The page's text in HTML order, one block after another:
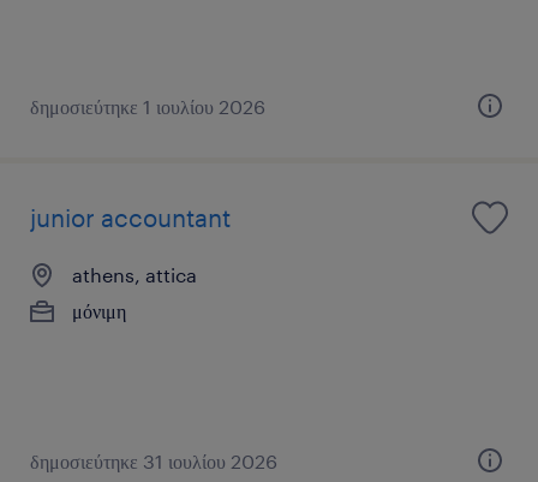
δημοσιεύτηκε 1 ιουλίου 2026
junior accountant
athens, attica
μόνιμη
δημοσιεύτηκε 31 ιουλίου 2026